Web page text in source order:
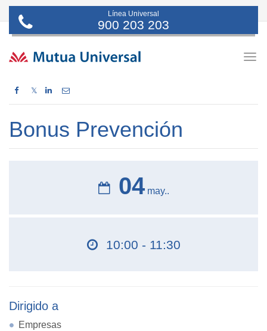
Línea Universal
900 203 203
𝕏
Bonus Prevención
04 may..
10:00 - 11:30
Dirigido a
Empresas